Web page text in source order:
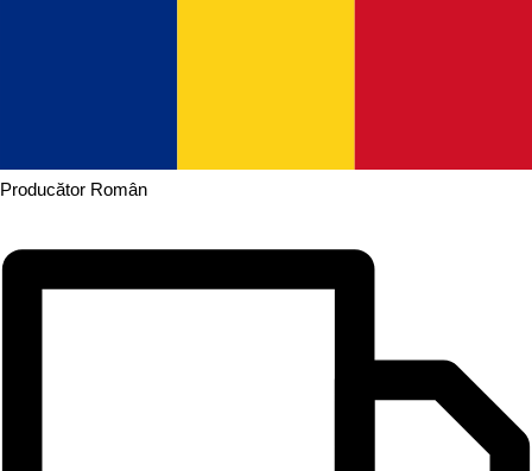
Producător Român